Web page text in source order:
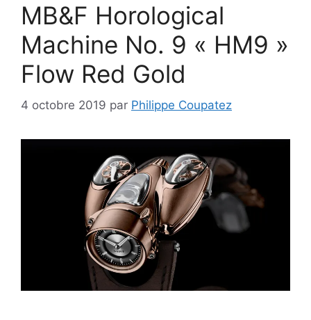
MB&F Horological
Machine No. 9 « HM9 »
Flow Red Gold
4 octobre 2019 par Philippe Coupatez